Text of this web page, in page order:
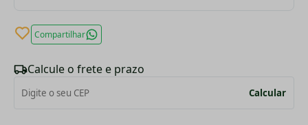
Compartilhar
Calcule o frete e prazo
Calcular